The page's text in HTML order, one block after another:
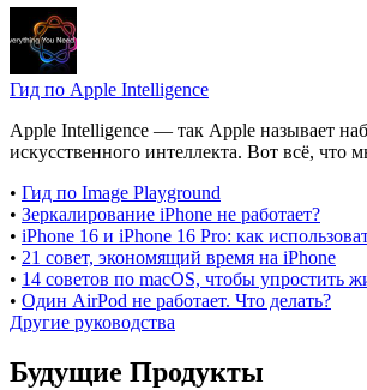
Гид по Apple Intelligence
Apple Intelligence — так Apple называет
искусственного интеллекта. Вот всё, что
• Гид по Image Playground
• Зеркалирование iPhone не работает?
• iPhone 16 и iPhone 16 Pro: как
• 21 совет, экономящий время на iPhone
• 14 советов по macOS, чтобы упростить
• Один AirPod не работает. Что делать?
Другие руководства
Будущие Продукты